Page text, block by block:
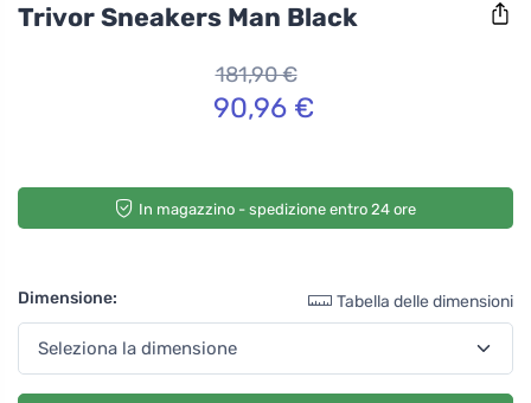
Trivor Sneakers Man Black
181,90 €
90,96 €
In magazzino - spedizione entro 24 ore
Dimensione: Tabella delle dimensioni